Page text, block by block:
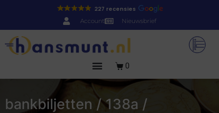
227 recensies
Account Nieuwsbrief
0
bankbiljetten / 138a /